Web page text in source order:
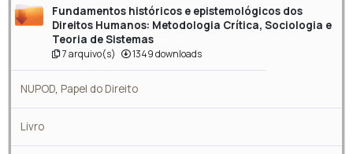
Fundamentos históricos e epistemológicos dos
Direitos Humanos: Metodologia Crítica, Sociologia e
Teoria de Sistemas
7 arquivo(s) 1349 downloads
NUPOD, Papel do Direito
Livro